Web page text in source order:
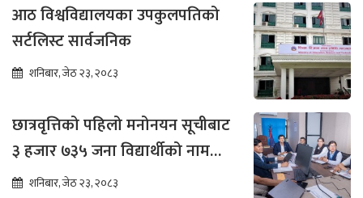
आठ विश्वविद्यालयका उपकुलपतिको
सर्टलिस्ट सार्वजनिक
शनिबार, जेठ २३, २०८३
छात्रवृत्तिको पहिलो मनोनयन सूचीबाट
३ हजार ७३५ जना विद्यार्थीको नाम
भर्नाका लागि सिफारिस
शनिबार, जेठ २३, २०८३